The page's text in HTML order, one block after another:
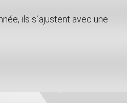
ils s´ajustent avec une